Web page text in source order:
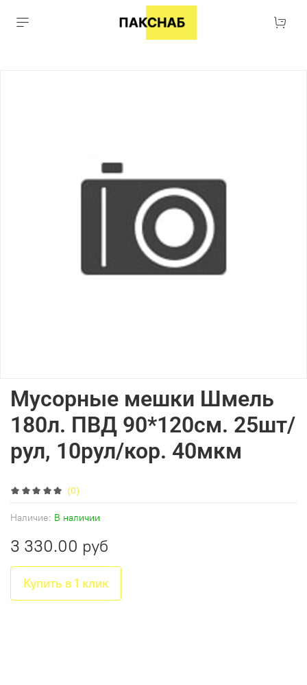
(0)
Наличие: В наличии
Мусорные мешки Шмель
180л. ПВД 90*120см. 25шт/
рул, 10рул/кор. 40мкм
3 330.00 руб
Купить в 1 клик